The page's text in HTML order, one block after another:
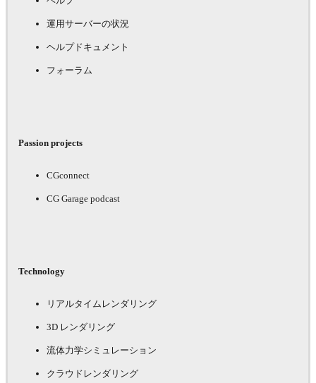
運用サーバーの状況
ヘルプドキュメント
フォーラム
Passion projects
CGconnect
CG Garage podcast
Technology
リアルタイムレンダリング
3D レンダリング
流体力学シミュレーション
クラウドレンダリング